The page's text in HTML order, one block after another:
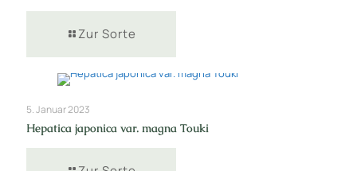
Zur Sorte
5. Januar 2023
Hepatica japonica var. magna Touki